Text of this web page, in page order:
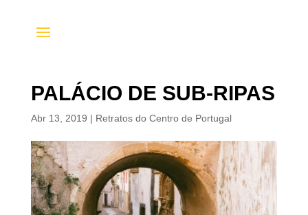
PALÁCIO DE SUB-RIPAS
Abr 13, 2019 | Retratos do Centro de Portugal